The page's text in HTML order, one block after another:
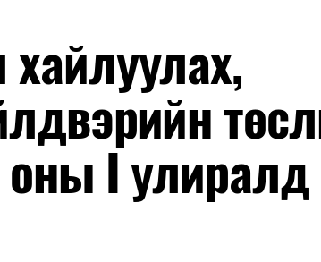
оны I улиралд